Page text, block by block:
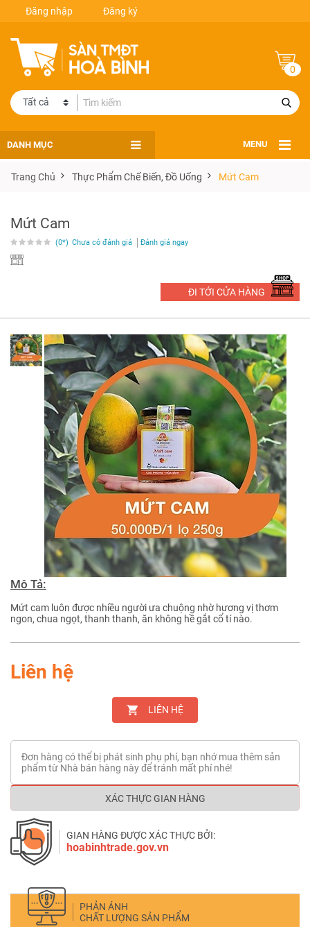
Đăng nhập Đăng ký
0
DANH MỤC MENU
Trang Chủ Thực Phẩm Chế Biến, Đồ Uống Mứt Cam
Mứt Cam
(0*) Chưa có đánh giá Đánh giá ngay
ĐI TỚI CỬA HÀNG
Mô Tả:
Mứt cam luôn được nhiều người ưa chuộng nhờ hương vị thơm
ngon, chua ngọt, thanh thanh, ăn không hề gắt cổ tí nào.
Liên hệ
LIÊN HỆ
Đơn hàng có thể bị phát sinh phụ phí, bạn nhớ mua thêm sản
phẩm từ Nhà bán hàng này để tránh mất phí nhé!
XÁC THỰC GIAN HÀNG
GIAN HÀNG ĐƯỢC XÁC THỰC BỞI:
hoabinhtrade.gov.vn
PHẢN ÁNH
CHẤT LƯỢNG SẢN PHẨM